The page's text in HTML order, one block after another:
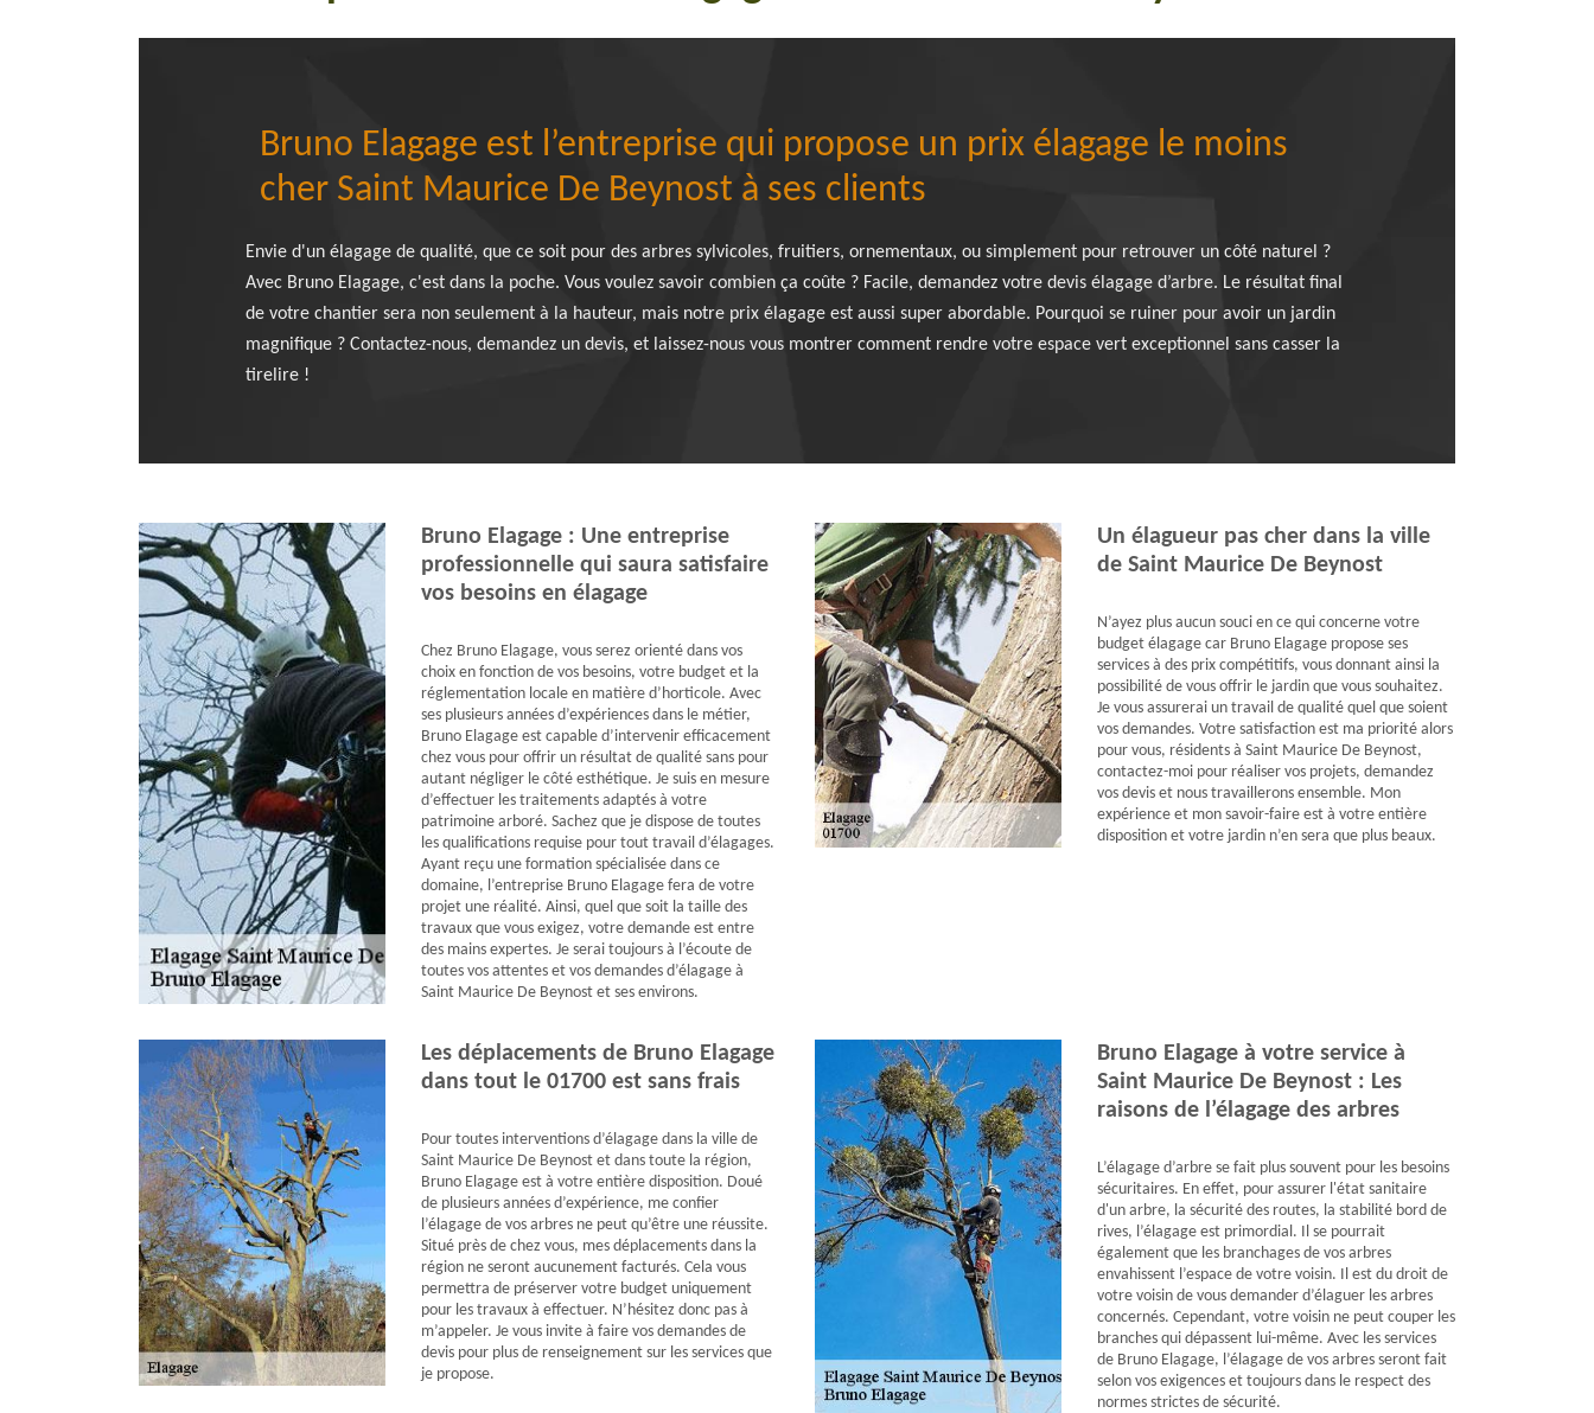
Bruno Elagage est l’entreprise qui propose un prix élagage le moins
cher Saint Maurice De Beynost à ses clients
Envie d'un élagage de qualité, que ce soit pour des arbres sylvicoles, fruitiers, ornementaux, ou simplement pour retrouver un côté naturel ?
Avec Bruno Elagage, c'est dans la poche. Vous voulez savoir combien ça coûte ? Facile, demandez votre devis élagage d’arbre. Le résultat final
de votre chantier sera non seulement à la hauteur, mais notre prix élagage est aussi super abordable. Pourquoi se ruiner pour avoir un jardin
magnifique ? Contactez-nous, demandez un devis, et laissez-nous vous montrer comment rendre votre espace vert exceptionnel sans casser la
tirelire !
Bruno Elagage : Une entreprise
professionnelle qui saura satisfaire
vos besoins en élagage
Chez Bruno Elagage, vous serez orienté dans vos
choix en fonction de vos besoins, votre budget et la
réglementation locale en matière d’horticole. Avec
ses plusieurs années d’expériences dans le métier,
Bruno Elagage est capable d’intervenir efficacement
chez vous pour offrir un résultat de qualité sans pour
autant négliger le côté esthétique. Je suis en mesure
d’effectuer les traitements adaptés à votre
patrimoine arboré. Sachez que je dispose de toutes
les qualifications requise pour tout travail d’élagages.
Ayant reçu une formation spécialisée dans ce
domaine, l’entreprise Bruno Elagage fera de votre
projet une réalité. Ainsi, quel que soit la taille des
travaux que vous exigez, votre demande est entre
des mains expertes. Je serai toujours à l’écoute de
toutes vos attentes et vos demandes d’élagage à
Saint Maurice De Beynost et ses environs.
Un élagueur pas cher dans la ville
de Saint Maurice De Beynost
N’ayez plus aucun souci en ce qui concerne votre
budget élagage car Bruno Elagage propose ses
services à des prix compétitifs, vous donnant ainsi la
possibilité de vous offrir le jardin que vous souhaitez.
Je vous assurerai un travail de qualité quel que soient
vos demandes. Votre satisfaction est ma priorité alors
pour vous, résidents à Saint Maurice De Beynost,
contactez-moi pour réaliser vos projets, demandez
vos devis et nous travaillerons ensemble. Mon
expérience et mon savoir-faire est à votre entière
disposition et votre jardin n’en sera que plus beaux.
Les déplacements de Bruno Elagage
dans tout le 01700 est sans frais
Pour toutes interventions d’élagage dans la ville de
Saint Maurice De Beynost et dans toute la région,
Bruno Elagage est à votre entière disposition. Doué
de plusieurs années d’expérience, me confier
l’élagage de vos arbres ne peut qu’être une réussite.
Situé près de chez vous, mes déplacements dans la
région ne seront aucunement facturés. Cela vous
permettra de préserver votre budget uniquement
pour les travaux à effectuer. N’hésitez donc pas à
m’appeler. Je vous invite à faire vos demandes de
devis pour plus de renseignement sur les services que
je propose.
Bruno Elagage à votre service à
Saint Maurice De Beynost : Les
raisons de l’élagage des arbres
L’élagage d’arbre se fait plus souvent pour les besoins
sécuritaires. En effet, pour assurer l'état sanitaire
d'un arbre, la sécurité des routes, la stabilité bord de
rives, l’élagage est primordial. Il se pourrait
également que les branchages de vos arbres
envahissent l’espace de votre voisin. Il est du droit de
votre voisin de vous demander d’élaguer les arbres
concernés. Cependant, votre voisin ne peut couper les
branches qui dépassent lui-même. Avec les services
de Bruno Elagage, l’élagage de vos arbres seront fait
selon vos exigences et toujours dans le respect des
normes strictes de sécurité.